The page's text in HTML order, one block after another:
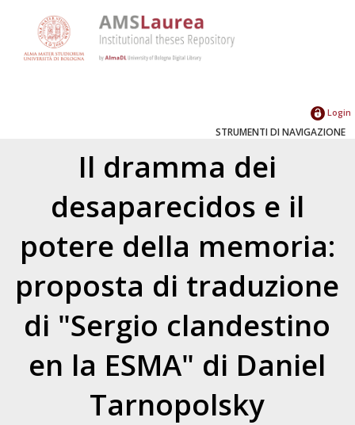
Login
STRUMENTI DI NAVIGAZIONE
Il dramma dei
desaparecidos e il
potere della memoria:
proposta di traduzione
di "Sergio clandestino
en la ESMA" di Daniel
Tarnopolsky